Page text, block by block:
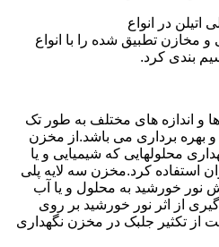
در انواع
مخازن تطبیق شده را با انواع
بندی کرد.
و اندازه های مختلف به طور تک
و بهره برداری می باشد.از مخزن
محلولهایی که شیمیایی و یا
استفاده کرد.مخزن سه لایه پلی
نور خورشید به محلول و یا آب
از اثر نور خورشید بر روی
از تکثیر جلبک در مخزن نگهداری